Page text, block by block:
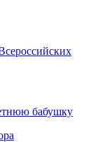
бабушку